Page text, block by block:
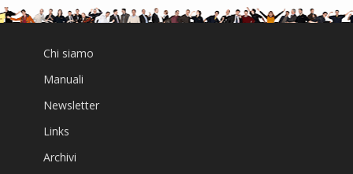
Chi siamo
Manuali
Newsletter
Links
Archivi